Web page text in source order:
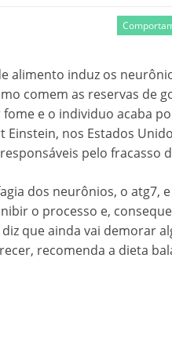
alimento induz os
comem as reservas de
e o individuo acaba
Einstein, nos Estados
pelo fracasso
dos neurônios, o atg7,
o processo e,
que ainda vai demorar
recomenda a dieta